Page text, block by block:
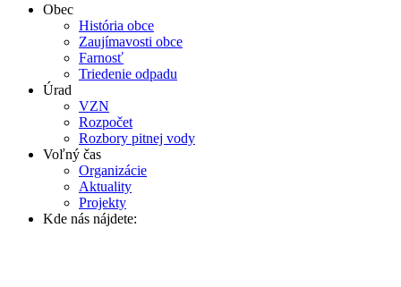
Obec
História obce
Zaujímavosti obce
Farnosť
Triedenie odpadu
Úrad
VZN
Rozpočet
Rozbory pitnej vody
Voľný čas
Organizácie
Aktuality
Projekty
Kde nás nájdete: